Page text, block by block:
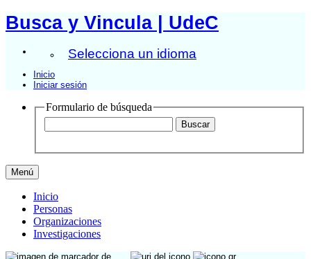
Busca y Vincula | UdeC
Selecciona un idioma
Inicio
Iniciar sesión
Formulario de búsqueda
Menú
Inicio
Personas
Organizaciones
Investigaciones